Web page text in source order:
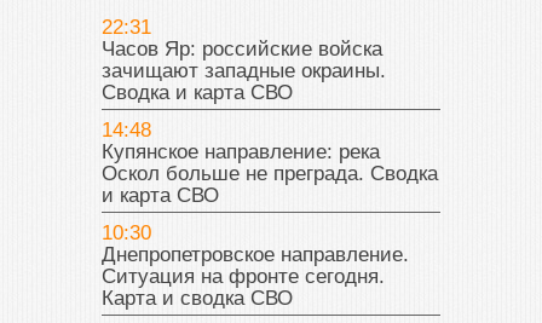
22:31
Часов Яр: российские войска
зачищают западные окраины.
Сводка и карта СВО
14:48
Купянское направление: река
Оскол больше не преграда. Сводка
и карта СВО
10:30
Днепропетровское направление.
Ситуация на фронте сегодня.
Карта и сводка СВО